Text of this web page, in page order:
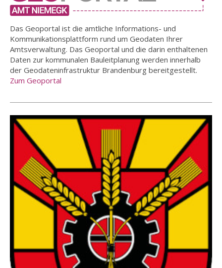
Das Geoportal ist die amtliche Informations- und
Kommunikationsplattform rund um Geodaten Ihrer
Amtsverwaltung. Das Geoportal und die darin enthaltenen
Daten zur kommunalen Bauleitplanung werden innerhalb
der Geodateninfrastruktur Brandenburg bereitgestellt.
Zum Geoportal